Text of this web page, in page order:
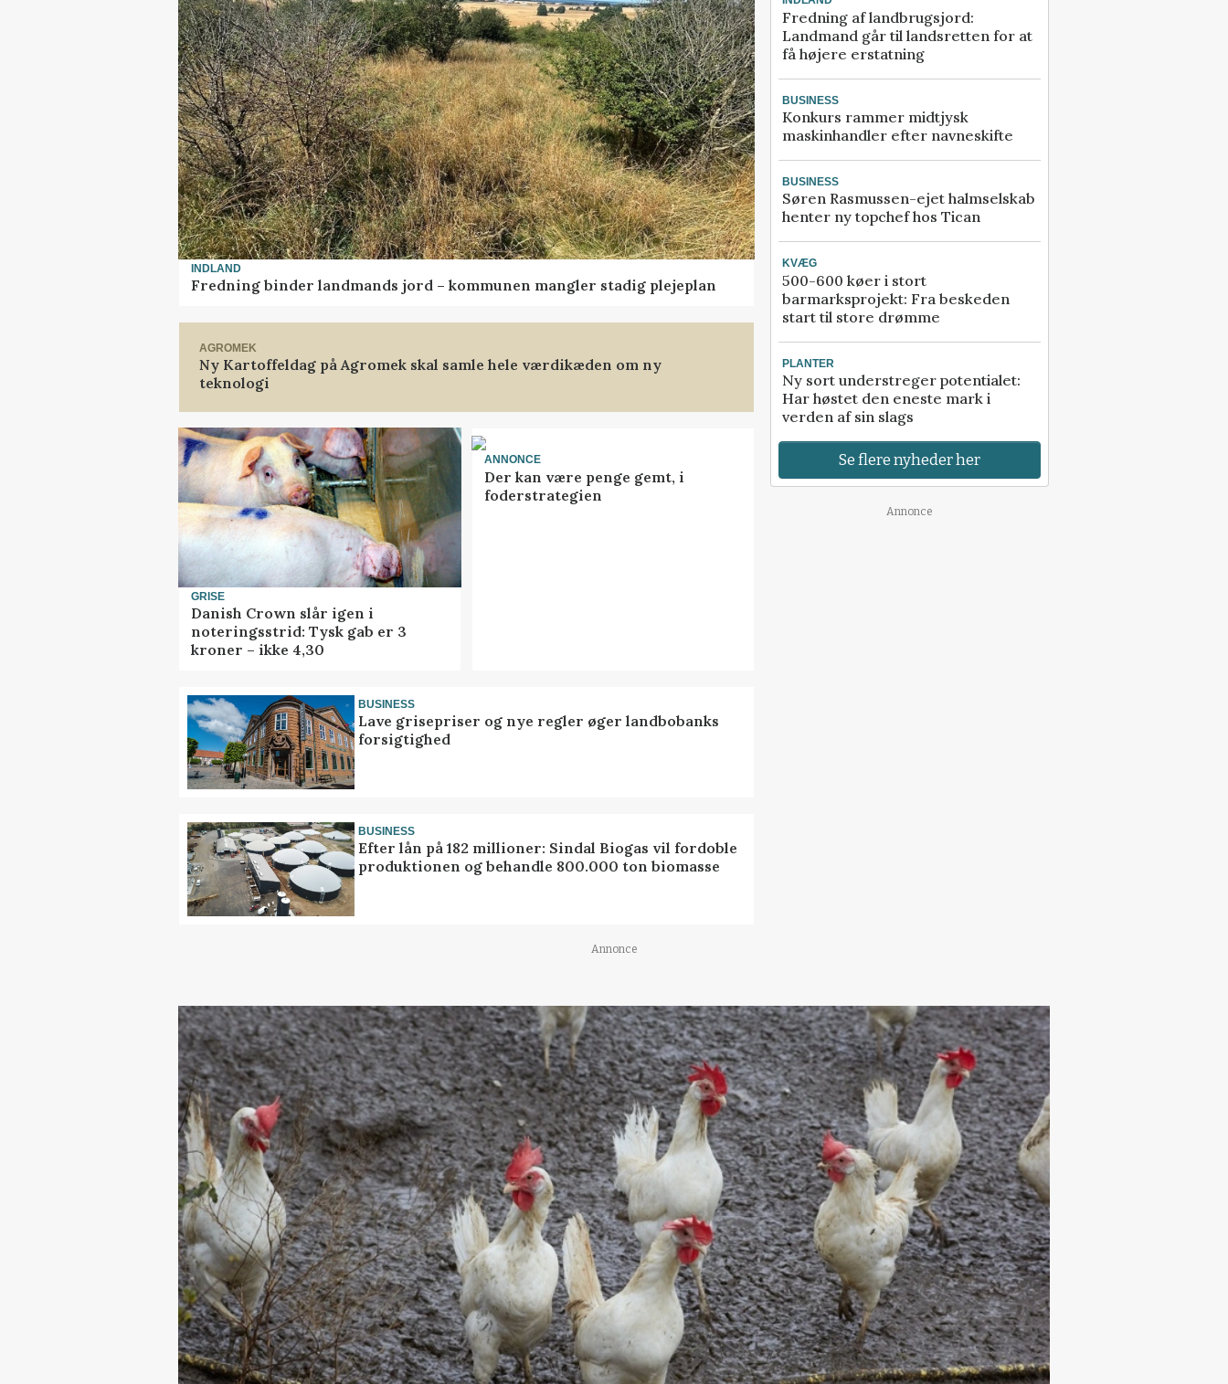
INDLAND
Fredning binder landmands jord – kommunen mangler stadig plejeplan
AGROMEK
Ny Kartoffeldag på Agromek skal samle hele værdikæden om ny
teknologi
GRISE
Danish Crown slår igen i
noteringsstrid: Tysk gab er 3
kroner – ikke 4,30
ANNONCE
Der kan være penge gemt, i
foderstrategien
BUSINESS
Lave grisepriser og nye regler øger landbobanks
forsigtighed
BUSINESS
Efter lån på 182 millioner: Sindal Biogas vil fordoble
produktionen og behandle 800.000 ton biomasse
Fredning af landbrugsjord:
Landmand går til landsretten for at
få højere erstatning
BUSINESS
Konkurs rammer midtjysk
maskinhandler efter navneskifte
BUSINESS
Søren Rasmussen-ejet halmselskab
henter ny topchef hos Tican
KVÆG
500-600 køer i stort
barmarksprojekt: Fra beskeden
start til store drømme
PLANTER
Ny sort understreger potentialet:
Har høstet den eneste mark i
verden af sin slags
Se flere nyheder her
Annonce
Annonce